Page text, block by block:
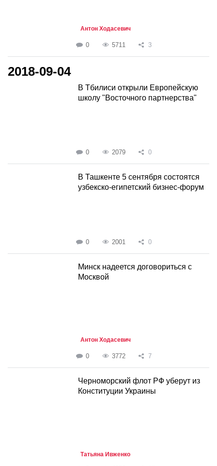
Антон Ходасевич
0 5711 3
2018-09-04
В Тбилиси открыли Европейскую
школу "Восточного партнерства"
0 2079 0
В Ташкенте 5 сентября состоятся
узбекско-египетский бизнес-форум
0 2001 0
Минск надеется договориться с
Москвой
Антон Ходасевич
0 3772 7
Черноморский флот РФ уберут из
Конституции Украины
Татьяна Ивженко